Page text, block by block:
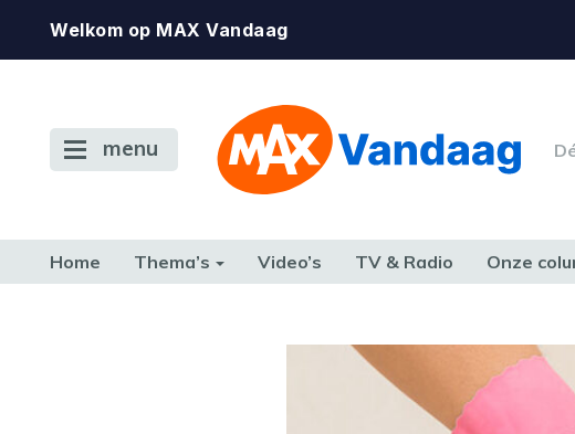
Welkom op MAX Vandaag
menu
Home Thema’s Video’s TV & Radio Onze